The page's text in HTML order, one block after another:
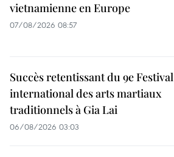
vietnamienne en Europe
07/08/2026 08:57
Succès retentissant du 9e Festival
international des arts martiaux
traditionnels à Gia Lai
06/08/2026 03:03